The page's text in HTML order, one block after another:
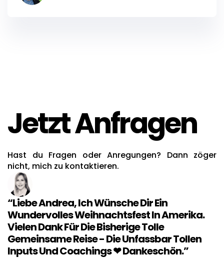
Jetzt Anfragen
Hast du Fragen oder Anregungen? Dann zöger
nicht, mich zu kontaktieren.
“Liebe Andrea, Ich Wünsche Dir Ein
Wundervolles Weihnachtsfest In Amerika.
Vielen Dank Für Die Bisherige Tolle
Gemeinsame Reise - Die Unfassbar Tollen
Inputs Und Coachings ❤ Dankeschön.”